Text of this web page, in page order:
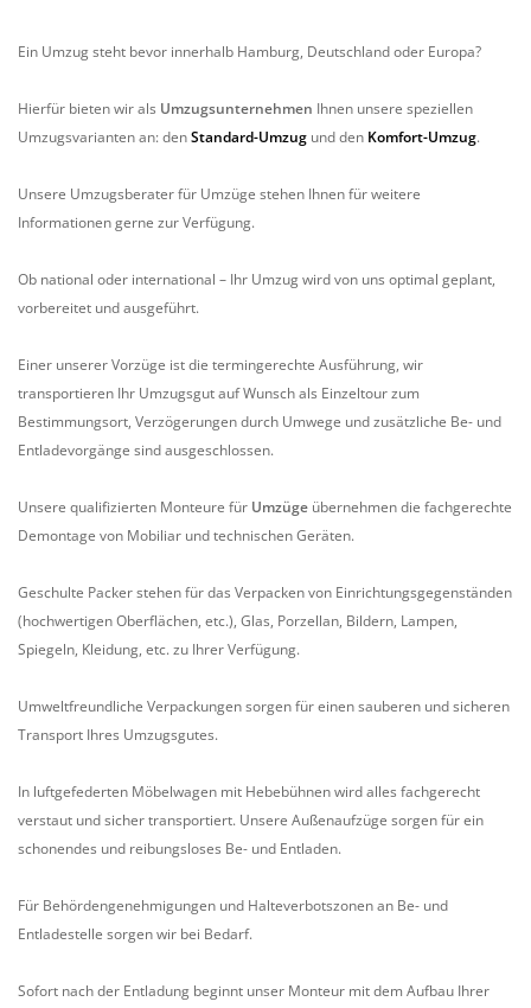
Ein Umzug steht bevor innerhalb Hamburg, Deutschland oder Europa?
Hierfür bieten wir als Umzugsunternehmen Ihnen unsere speziellen
Umzugsvarianten an: denStandard-Umzug und den Komfort-Umzug.
Unsere Umzugsberater für Umzüge stehen Ihnen für weitere
Informationen gerne zur Verfügung.
Ob national oder international – Ihr Umzug wird von uns optimal geplant,
vorbereitet und ausgeführt.
Einer unserer Vorzüge ist die termingerechte Ausführung, wir
transportieren Ihr Umzugsgut auf Wunsch als Einzeltour zum
Bestimmungsort, Verzögerungen durch Umwege und zusätzliche Be- und
Entladevorgänge sind ausgeschlossen.
Unsere qualifizierten Monteure für Umzüge übernehmen die fachgerechte
Demontage von Mobiliar und technischen Geräten.
Geschulte Packer stehen für das Verpacken von Einrichtungsgegenständen
(hochwertigen Oberflächen, etc.), Glas, Porzellan, Bildern, Lampen,
Spiegeln, Kleidung, etc. zu Ihrer Verfügung.
Umweltfreundliche Verpackungen sorgen für einen sauberen und sicheren
Transport Ihres Umzugsgutes.
In luftgefederten Möbelwagen mit Hebebühnen wird alles fachgerecht
verstaut und sicher transportiert. Unsere Außenaufzüge sorgen für ein
schonendes und reibungsloses Be- und Entladen.
Für Behördengenehmigungen und Halteverbotszonen an Be- und
Entladestelle sorgen wir bei Bedarf.
Sofort nach der Entladung beginnt unser Monteur mit dem Aufbau Ihrer